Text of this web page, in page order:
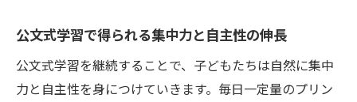
公文式学習で得られる集中力と自主性の伸長
公文式学習を継続することで、子どもたちは自然に集中
力と自主性を身につけていきます。毎日一定量のプリン